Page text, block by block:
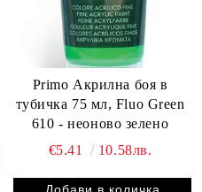
Primo Акрилна боя в
тубичка 75 мл, Fluo Green
610 - неоново зелено
€5.41
10.58лв.